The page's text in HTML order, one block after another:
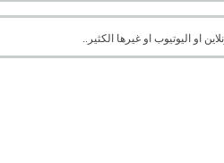
او اليوتيوب او غيرها الكثير..